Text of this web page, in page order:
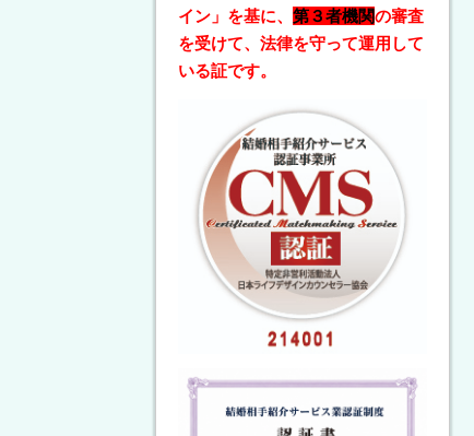
イン」を基に、 第３者機関の審査
を受けて、法律を守って運用して
いる証です。